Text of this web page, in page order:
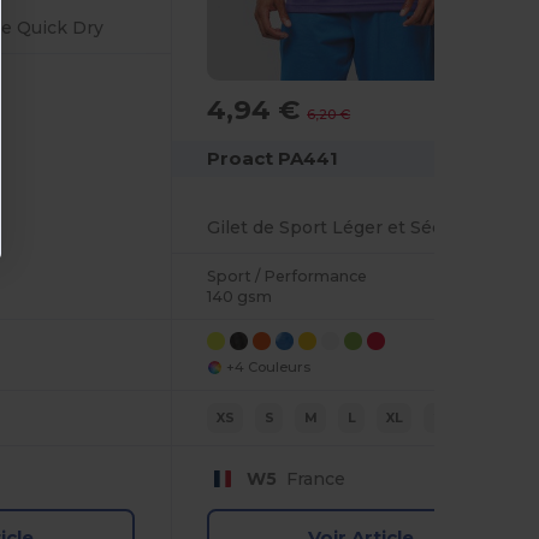
Quick Dry
4,94 €6,20 €
Proact PA441
Sport / Performance
140 gsm
+4 Couleurs
XS S M L XL
W5 France